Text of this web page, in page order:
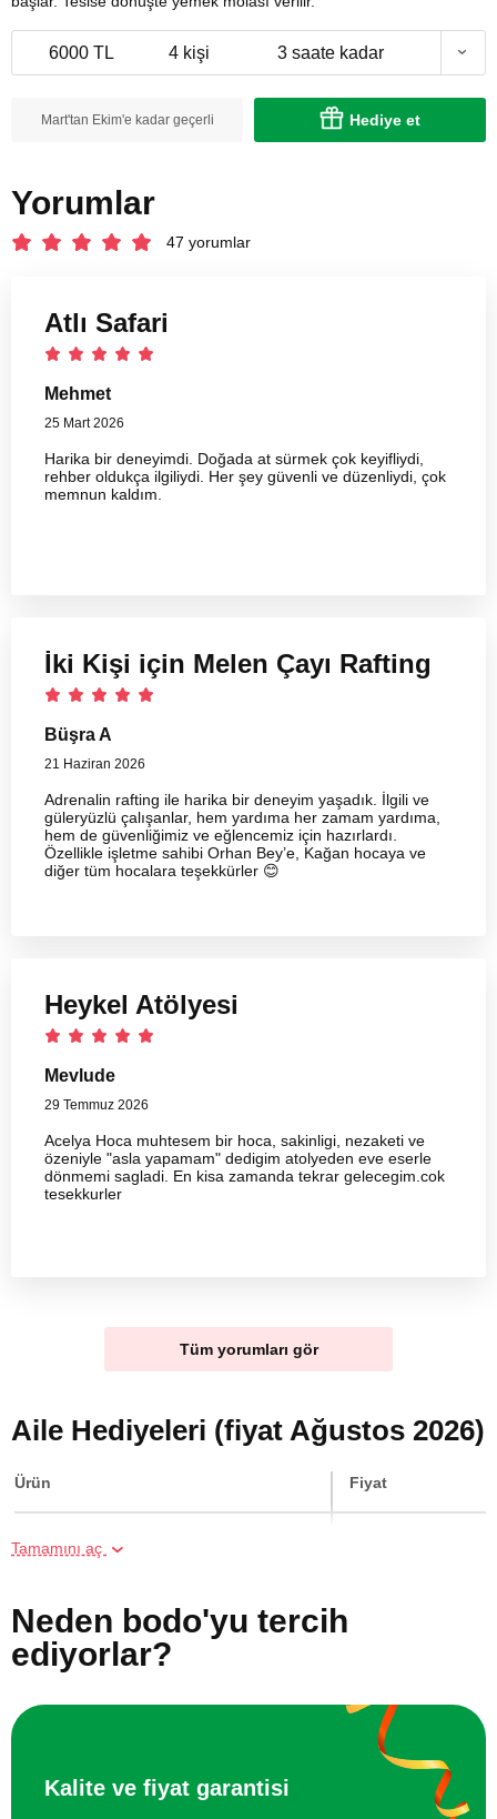
6000 TL 4 kişi 3 saate kadar
Mart'tan Ekim'e kadar geçerli Hediye et
Yorumlar
47 yorumlar
Atlı Safari
Mehmet
25 Mart 2026
Harika bir deneyimdi. Doğada at sürmek çok keyifliydi,
rehber oldukça ilgiliydi. Her şey güvenli ve düzenliydi, çok
memnun kaldım.
İki Kişi için Melen Çayı Rafting
Büşra A
21 Haziran 2026
Adrenalin rafting ile harika bir deneyim yaşadık. İlgili ve
güleryüzlü çalışanlar, hem yardıma her zamam yardıma,
hem de güvenliğimiz ve eğlencemiz için hazırlardı.
Özellikle işletme sahibi Orhan Bey’e, Kağan hocaya ve
diğer tüm hocalara teşekkürler 😊
Heykel Atölyesi
Mevlude
29 Temmuz 2026
Acelya Hoca muhtesem bir hoca, sakinligi, nezaketi ve
özeniyle "asla yapamam" dedigim atolyeden eve eserle
dönmemi sagladi. En kisa zamanda tekrar gelecegim.cok
tesekkurler
Tüm yorumları gör
Aile Hediyeleri (fiyat Ağustos 2026)
Ürün Fiyat
İki Kişi için Heykel Atölyesi
Aile için Atlı Safari
Binicilik Kursu 18250 TL
Arkadaş Grubu için VR Sanal Gerçeklik
Oyunu
Tamamını aç
Neden bodo'yu tercih
ediyorlar?
Kalite ve fiyat garantisi